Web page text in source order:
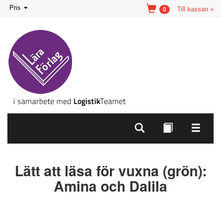
Toggle
navigation
Pris Till kassan »
0
Lätt att läsa för vuxna (grön):
Amina och Dalila